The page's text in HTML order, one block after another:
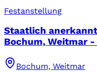
Festanstellung
Staatlich
Bochum, Weitmar
Bochum, Weitmar